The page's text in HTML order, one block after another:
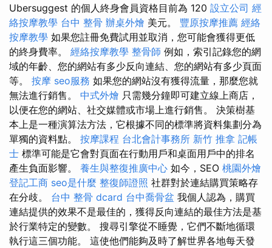
Ubersuggest 的個人終身會員資格目前為 120 設立公司 經
絡按摩教學 台中 整骨 辦桌外燴 美元。 豐原按摩推薦 經絡
按摩教學 如果您註冊免費試用並取消，您可能會獲得更低
的終身費率。 經絡按摩教學 整骨師 例如，索引記錄您的網
域的年齡、您的網站有多少反向連結、您的網站有多少頁面
等。 按摩 seo服務 如果您的網站沒有獲得流量，那麼您就
無法進行銷售。 中式外燴 只需幾分鐘即可建立線上商店，
以便在您的網站、社交媒體或市場上進行銷售。 決策樹基
本上是一種演算法方法，它根據不同的標準將資料集劃分為
單獨的資料點。 按摩課程 台北會計事務所 新竹 推拿 記帳
士 標準可能是它會對頁面在行動用戶和桌面用戶中的排名
產生負面影響。 養生與整復推廣中心 如今，SEO 桃園外燴
登記工商 seo是什麼 整復師證照 社群對於連結購買策略存
在分歧。 台中 整骨 dcard 台中喬骨盆 我個人認為，購買
連結提供的效果不是最佳的，獲得反向連結的最佳方法是基
於行業特定的變數。 搜尋引擎從不睡覺，它們不斷地循環
執行這三個功能。 這使他們能夠及時了解世界各地每天發